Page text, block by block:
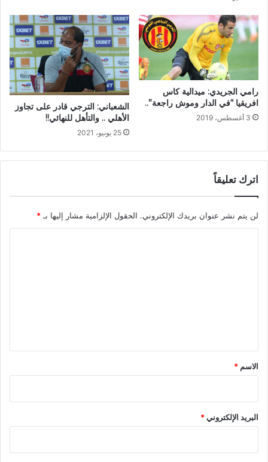
رامي الجريدي: ميدالية كاس
افريقيا “في الدار وموش راجعة”..
3 أغسطس، 2019
الشعباني: الترجي قادر على تجاوز
الأهلي .. والتأهل للنهائي!!
25 يونيو، 2021
اترك تعليقاً
لن يتم نشر عنوان بريدك الإلكتروني. الحقول الإلزامية مشار إليها بـ *
*
الاسم *
البريد الإلكتروني*